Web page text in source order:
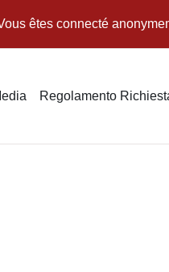
êtes connecté
Regolamento